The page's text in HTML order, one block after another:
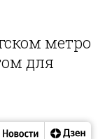
метро
для